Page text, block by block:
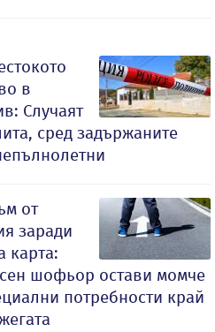
в
Случаят
сред задържаните
от
заради
карта:
шофьор остави момче
потребности край